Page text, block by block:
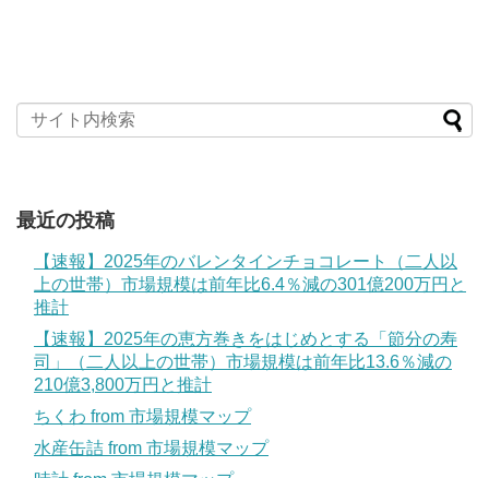
最近の投稿
【速報】2025年のバレンタインチョコレート（二人以
上の世帯）市場規模は前年比6.4％減の301億200万円と
推計
【速報】2025年の恵方巻きをはじめとする「節分の寿
司」（二人以上の世帯）市場規模は前年比13.6％減の
210億3,800万円と推計
ちくわ from 市場規模マップ
水産缶詰 from 市場規模マップ